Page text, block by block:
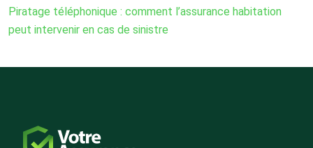
Piratage téléphonique : comment l’assurance habitation
peut intervenir en cas de sinistre